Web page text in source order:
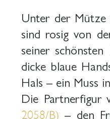
Unter der Mütze
sind rosig von
seiner
dicke blaue
Hals – ein Muss
Die Partnerfigur
2058/B) – den